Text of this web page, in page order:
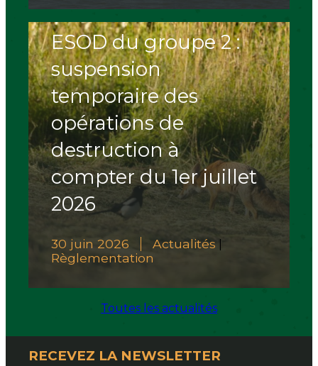
ESOD du groupe 2 :
suspension
temporaire des
opérations de
destruction à
compter du 1er juillet
2026
30 juin 2026 Actualités
Règlementation
Toutes les actualités
RECEVEZ LA NEWSLETTER